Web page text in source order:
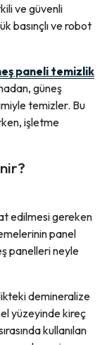
ve güvenli
basınçlı ve robot
paneli temizlik
güneş
temizler. Bu
işletme
edilmesi gereken
panel
panelleri neyle
demineralize
yüzeyinde kireç
kullanılan